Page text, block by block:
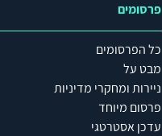
פרסומים
כל הפרסומים
מבט על
ניירות ומחקרי מדיניות
פרסום מיוחד
עדכן אסטרטגי